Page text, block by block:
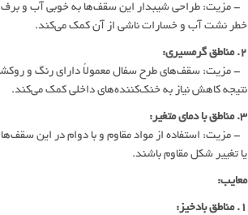
- مزیت: طراحی شیبدار این سقف‌ها به خوبی آب و
خطر نشت آب و خسارات ناشی از آن کمک می‌کند.
2. مناطق گرمسیری:
- مزیت: سقف‌های طرح سفال معمولاً دارای رنگ و
نتیجه کاهش نیاز به خنک‌کننده‌های داخلی کمک می‌کند.
3. مناطق با دمای متغیر:
- مزیت: استفاده از مواد مقاوم و با دوام در این
یا تغییر شکل مقاوم باشند.
معایب:
1. مناطق بادخیز: